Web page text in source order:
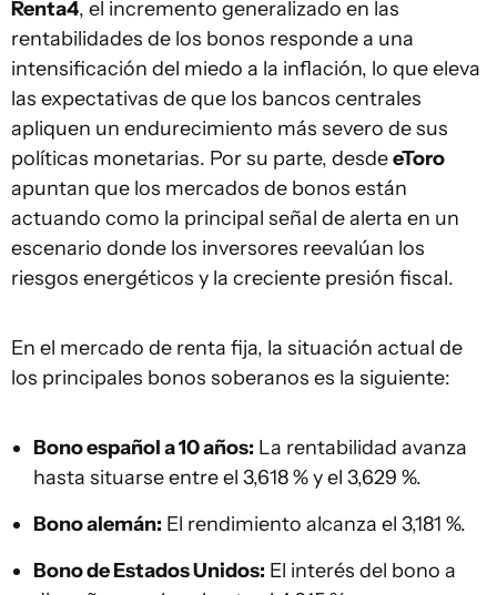
Renta4, el incremento generalizado en las
rentabilidades de los bonos responde a una
intensificación del miedo a la inflación, lo que eleva
las expectativas de que los bancos centrales
apliquen un endurecimiento más severo de sus
políticas monetarias. Por su parte, desdeeToro
apuntan que los mercados de bonos están
actuando como la principal señal de alerta en un
escenario donde los inversores reevalúan los
riesgos energéticos y la creciente presión fiscal.
En el mercado de renta fija, la situación actual de
los principales bonos soberanos es la siguiente:
Bono español a 10 años: La rentabilidad avanza
hasta situarse entre el 3,618 % y el 3,629 %.
Bono alemán: El rendimiento alcanza el 3,181 %.
Bono de Estados Unidos: El interés del bono a